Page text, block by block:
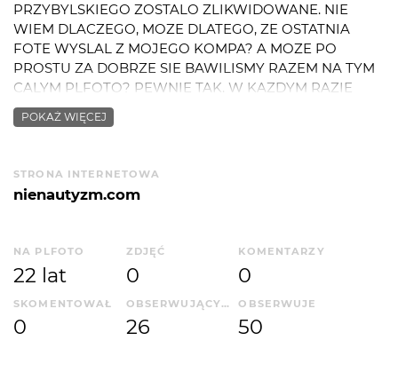
PRZYBYLSKIEGO ZOSTALO ZLIKWIDOWANE. NIE
WIEM DLACZEGO, MOZE DLATEGO, ZE OSTATNIA
FOTE WYSLAL Z MOJEGO KOMPA? A MOZE PO
PROSTU ZA DOBRZE SIE BAWILISMY RAZEM NA TYM
CALYM PLFOTO? PEWNIE TAK. W KAZDYM RAZIE
RACZEJ NIE MAM ZAMIARU JUZ TUTAJ ZAMIESZCZAC
NOWYCH ZDJEC, PONIEWAZ NIE JESTEM FANEM
TOMKA PRZYBYLSKIEGO I ODTWORZE MU JEGO
PORTFOLIO WE WLASNYM. I TO BY BYLO NA TYLE
:::::::: :::::::: :::::::: :::::::: :::::::::
nowe foty mozecie ogladac na:
:::::::::: WWW.NIENAUTYZM.COM ::::::::
POKAŻ WIĘCEJ
STRONA INTERNETOWA
nienautyzm.com
NA PLFOTO
22 lat
ZDJĘĆ
0
KOMENTARZY
0
SKOMENTOWAŁ
0
OBSERWUJĄCYCH
26
OBSERWUJE
50